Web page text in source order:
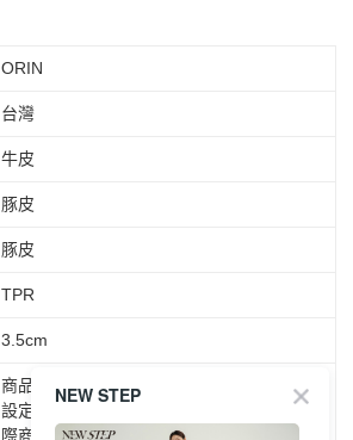
ORIN
台灣
牛皮
豚皮
豚皮
TPR
3.5cm
商品圖片顏色會因拍攝燈光環境或個人螢幕
設定不同，而造成部份色差現象，顏色以實
際商品為主。
NEW STEP